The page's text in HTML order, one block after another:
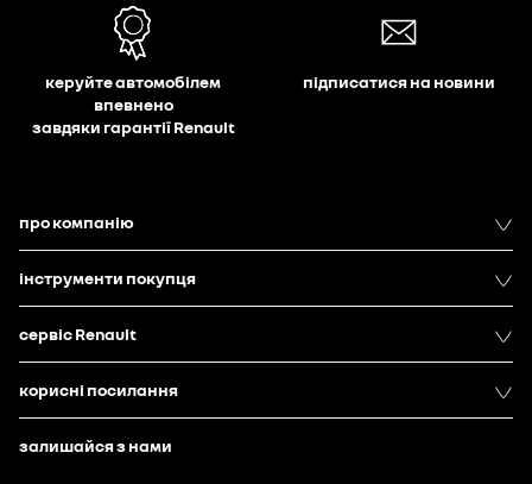
керуйте автомобілем
впевнено
завдяки гарантії Renault
підписатися на новини
про компанію
інструменти покупця
сервіс Renault
корисні посилання
залишайся з нами